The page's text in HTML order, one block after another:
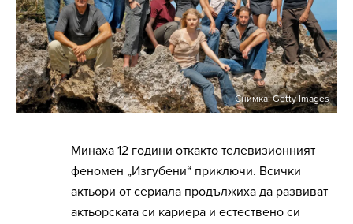
Снимка: Getty Images
Минаха 12 години откакто телевизионният
феномен „Изгубени“ приключи. Всички
актьори от сериала продължиха да развиват
актьорската си кариера и естествено си